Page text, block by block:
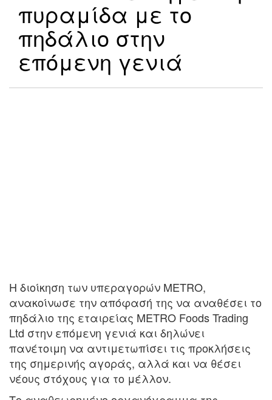
πυραμίδα με το
πηδάλιο στην
επόμενη γενιά
Η διοίκηση των υπεραγορών METRO,
ανακοίνωσε την απόφασή της να αναθέσει το
πηδάλιο της εταιρείας METRO Foods Trading
Ltd στην επόμενη γενιά και δηλώνει
πανέτοιμη να αντιμετωπίσει τις προκλήσεις
της σημερινής αγοράς, αλλά και να θέσει
νέους στόχους για το μέλλον.